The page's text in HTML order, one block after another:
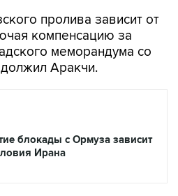
пролива зависит от
компенсацию за
меморандума со
Аракчи.
блокады с Ормуза зависит
Ирана